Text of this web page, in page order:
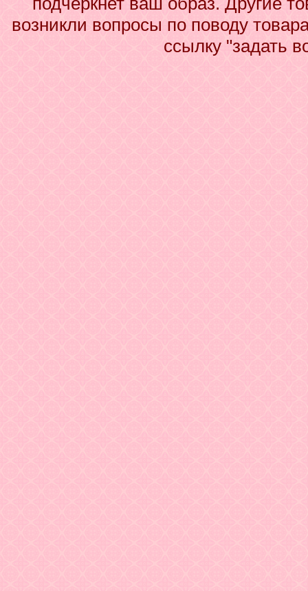
возникли вопросы по поводу
ссылку "задать